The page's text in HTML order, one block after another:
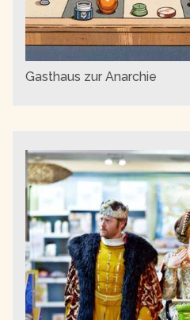
Gasthaus zur Anarchie